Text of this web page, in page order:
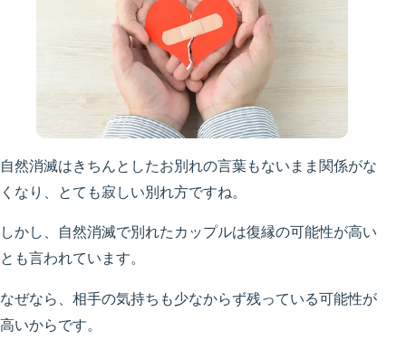
自然消滅はきちんとしたお別れの言葉もないまま関係がな
くなり、とても寂しい別れ方ですね。
しかし、自然消滅で別れたカップルは復縁の可能性が高い
とも言われています。
なぜなら、相手の気持ちも少なからず残っている可能性が
高いからです。